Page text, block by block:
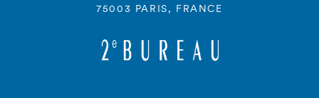
75003 PARIS, FRANCE